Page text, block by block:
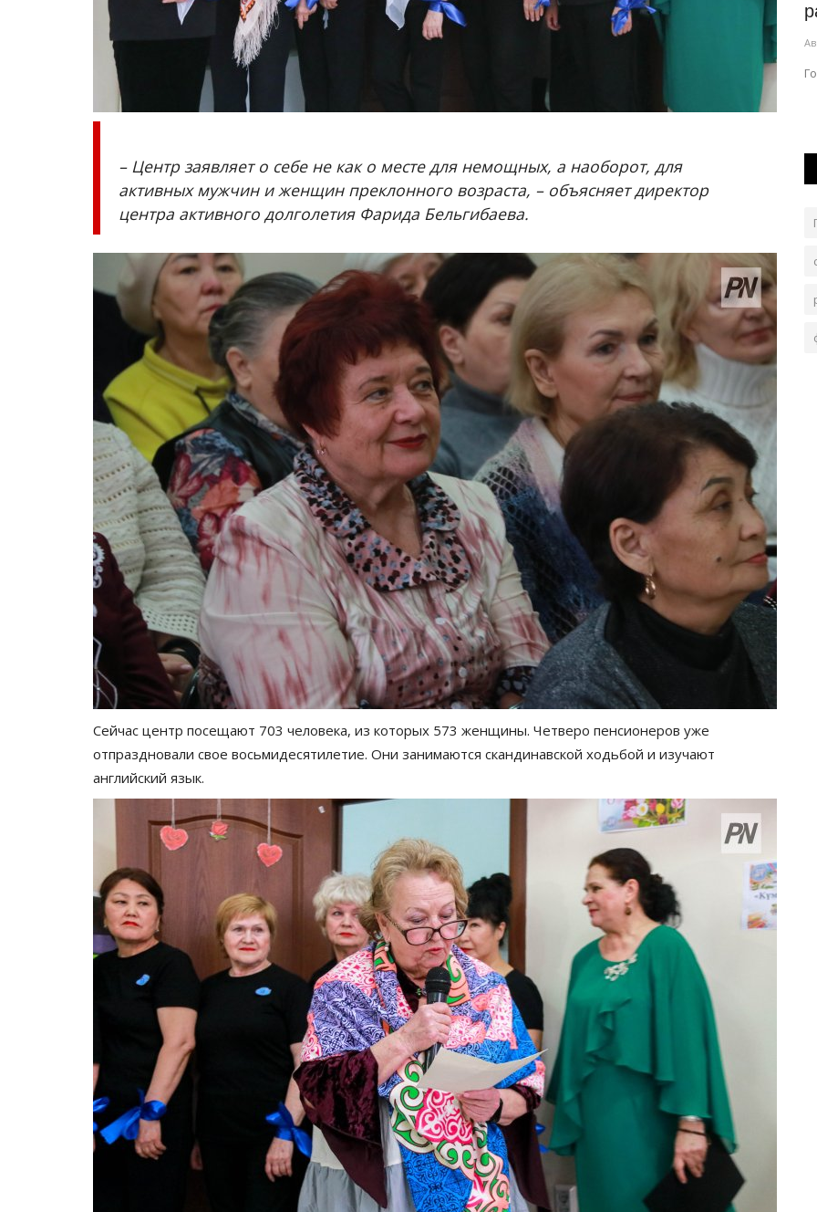
– Центр заявляет о себе не как о месте для немощных, а наоборот, для
активных мужчин и женщин преклонного возраста, – объясняет директор
центра активного долголетия Фарида Бельгибаева.
Сейчас центр посещают 703 человека, из которых 573 женщины. Четверо пенсионеров уже
отпраздновали свое восьмидесятилетие. Они занимаются скандинавской ходьбой и изучают
английский язык.
Казахстана по волейболу
Дек 1, 2025 874
Во Дворце спорта «Баянтау» прошла матчевая встреча
памяти Аманжола Аубакирова.
«краны» чёрного водного...
По сравнению с прошлым годом, случаев нелегального
орошения стало в 3,5 раза меньше.